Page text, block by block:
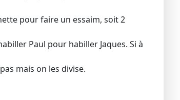
pour faire un essaim, soit 2
Paul pour habiller Jaques. Si à
mais on les divise.